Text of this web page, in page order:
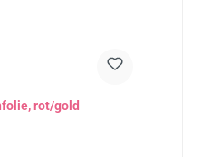
rot/gold